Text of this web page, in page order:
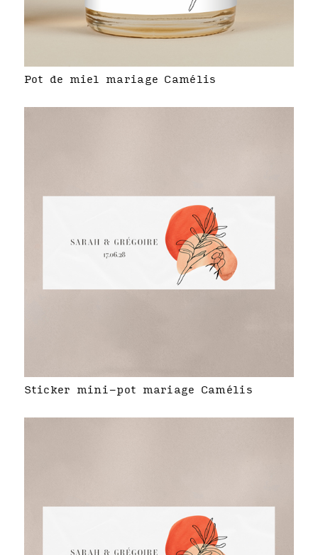
Pot de miel mariage Camélis
Sticker mini-pot mariage Camélis